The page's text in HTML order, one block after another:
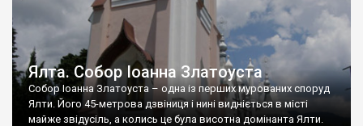
Ялта. Собор Іоанна Златоуста
Собор Іоанна Златоуста – одна із перших мурованих споруд
Ялти. Його 45-метрова дзвіниця і нині видніється в місті
майже звідусіль, а колись це була висотна домінанта Ялти.